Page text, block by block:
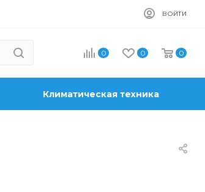
ВОЙТИ
0 0 0
Климатическая техника